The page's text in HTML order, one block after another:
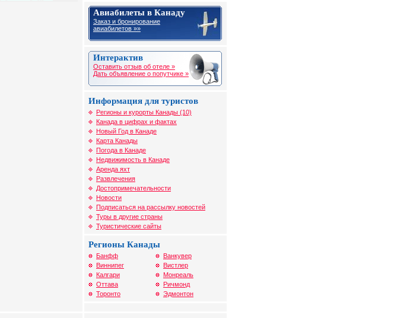
Авиабилеты в Канаду
Заказ и бронирование
авиабилетов »»
Интерактив
Оставить отзыв об отеле »
Дать объявление о попутчике »
Информация для туристов
Регионы и курорты Канады (10)
Канада в цифрах и фактах
Новый Год в Канаде
Карта Канады
Погода в Канаде
Недвижимость в Канаде
Аренда яхт
Развлечения
Достопримечательности
Новости
Подписаться на рассылку новостей
Туры в другие страны
Туристические сайты
Регионы Канады
Банфф
Виннипег
Калгари
Оттава
Торонто
Ванкувер
Вистлер
Монреаль
Ричмонд
Эдмонтон